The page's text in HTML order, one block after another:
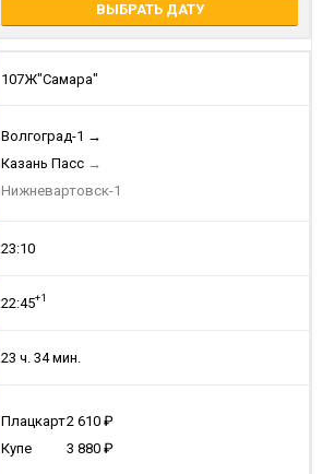
ВЫБРАТЬ ДАТУ
107Ж"Самара"
Волгоград-1 →
Казань Пасс →
Нижневартовск-1
23:10
22:45+1
23 ч. 34 мин.
Плацкарт2 610
Купе
3 880